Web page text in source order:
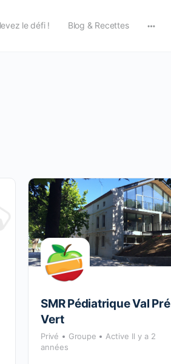
le défi ! Blog & Recettes
SMR Pédiatrique Val Pré
Vert
Privé Groupe
Active Il y a 2
années